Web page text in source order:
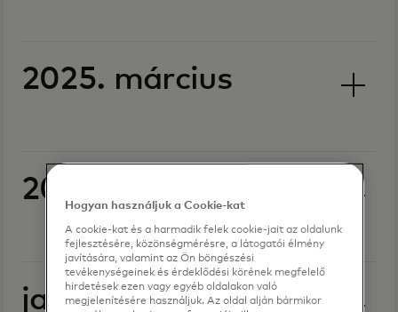
2025. március
2025. február
január 2025
Hogyan használjuk a Cookie-kat
A cookie-kat és a harmadik felek cookie-jait az oldalunk
fejlesztésére, közönségmérésre, a látogatói élmény
javítására, valamint az Ön böngészési
tevékenységeinek és érdeklődési körének megfelelő
hirdetések ezen vagy egyéb oldalakon való
megjelenítésére használjuk. Az oldal alján bármikor